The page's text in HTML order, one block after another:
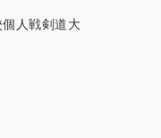
人戦剣道大